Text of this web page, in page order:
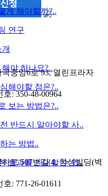
게 해야할까?..
연구
야 하나요?..
해야할 점은?..
보는 방법은?..
반드시 알아야할 사..
는 방법..
효과를 기대할 수 있..
중앙6로 93, 열린프라자
: 350-48-00964
로 507번길 4, 한성빌딩(벽
: 771-26-01611